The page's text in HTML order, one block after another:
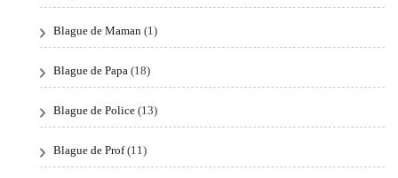
Blague de Maman (1)
Blague de Papa (18)
Blague de Police (13)
Blague de Prof(11)